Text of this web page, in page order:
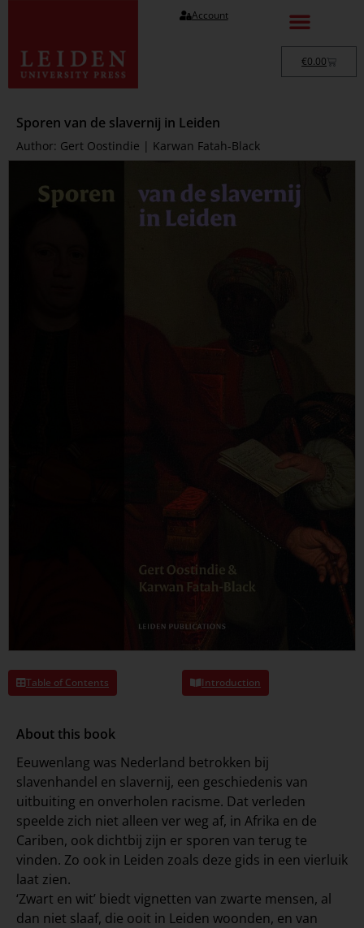
Account
€0.00
Sporen van de slavernij in Leiden
Author: Gert Oostindie | Karwan Fatah-Black
Table of Contents Introduction
About this book
Eeuwenlang was Nederland betrokken bij
slavenhandel en slavernij, een geschiedenis van
uitbuiting en onverholen racisme. Dat verleden
speelde zich niet alleen ver weg af, in Afrika en de
Cariben, ook dichtbij zijn er sporen van terug te
vinden. Zo ook in Leiden zoals deze gids in een vierluik
laat zien.
‘Zwart en wit’ biedt vignetten van zwarte mensen, al
dan niet slaaf, die ooit in Leiden woonden, en van